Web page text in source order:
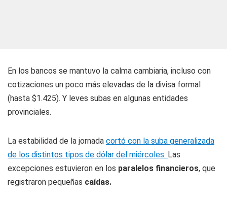
En los bancos se mantuvo la calma cambiaria, incluso con
cotizaciones un poco más elevadas de la divisa formal
(hasta $1.425). Y leves subas en algunas entidades
provinciales.
La estabilidad de la jornada cortó con la suba generalizada
de los distintos tipos de dólar del miércoles. Las
excepciones estuvieron en los paralelos financieros, que
registraron pequeñas caídas.